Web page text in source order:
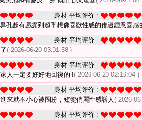
身材 平均评价 :
孔超有戲癲到超乎想像喜歡性感的借過鍾意喜感
身材 平均评价 :
( 2026-06-20 03:01:58 )
身材 平均评价 :
人一定要好好地回復的!!( 2026-06-20 02:16:04 )
身材 平均评价 :
來就不小心被圈粉，短髮俏麗性感誘人 ( 2026-
身材 平均评价 :